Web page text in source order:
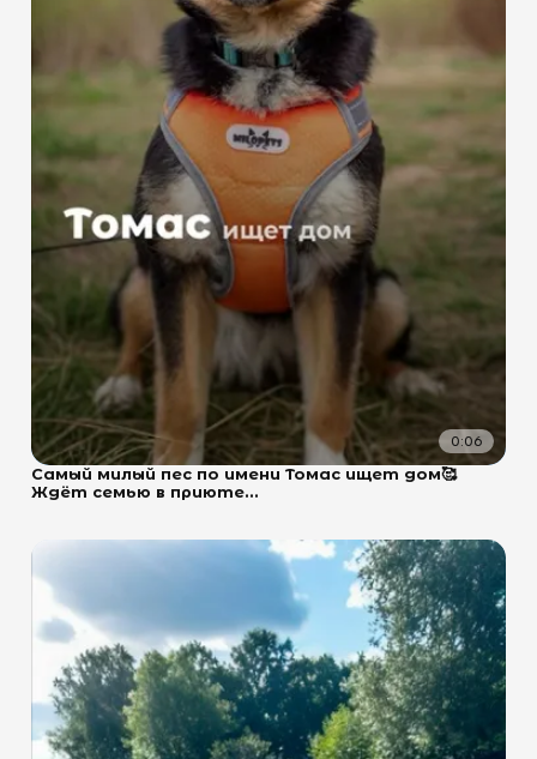
0:06
Самый милый пес по имени Томас ищет дом🥰
Ждёт семью в приюте...